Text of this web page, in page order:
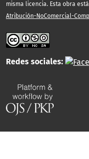
misma licencia. Esta obra
Atribución-NoComercial-
Redes sociales: